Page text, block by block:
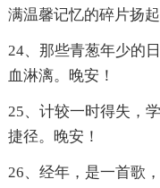
满温馨记忆的碎片扬起
24、那些青葱年少的
血淋漓。晚安！
25、计较一时得失，
捷径。晚安！
26、经年，是一首歌